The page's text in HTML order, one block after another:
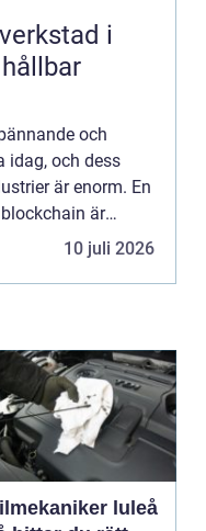
i
och
idag, och dess
är enorm. En
är
10 juli 2026
luleå